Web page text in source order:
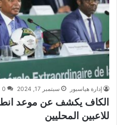
إدارة هياسبور سبتمبر 17, 2024 0
الكاف يكشف عن موعد
للاعبين المحليين